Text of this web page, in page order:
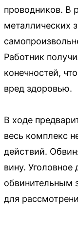
проводников. В
металлических
Работник
конечностей,
вред здоровью.
В ходе
весь комплекс
действий.
вину.
обвинительным
для